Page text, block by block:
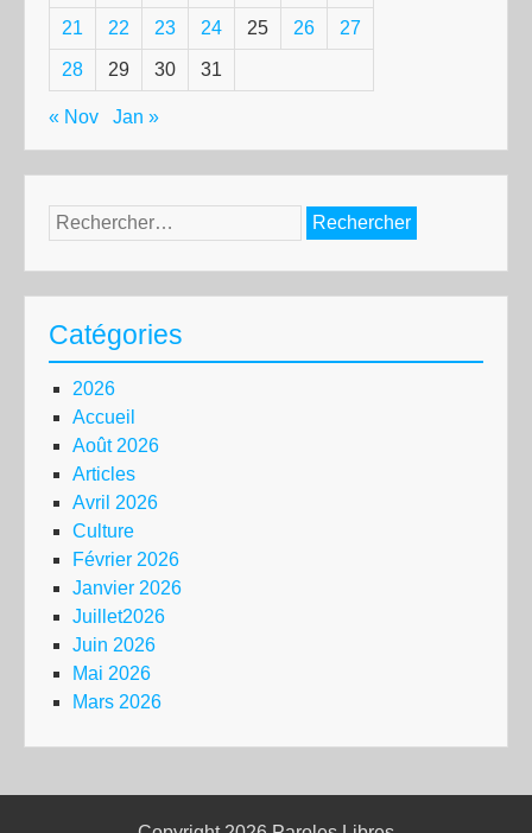
21 22 23 24 25 26 27
28 29 30 31
« Nov Jan »
Rechercher :
Catégories
2026
Accueil
Août 2026
Articles
Avril 2026
Culture
Février 2026
Janvier 2026
Juillet2026
Juin 2026
Mai 2026
Mars 2026